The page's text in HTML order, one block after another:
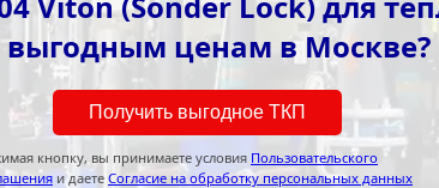
выгодным ценам в Москве?
Получить выгодное ТКП
кнопку, вы принимаете условия Пользовательского
и даете Согласие на обработку персональных данных